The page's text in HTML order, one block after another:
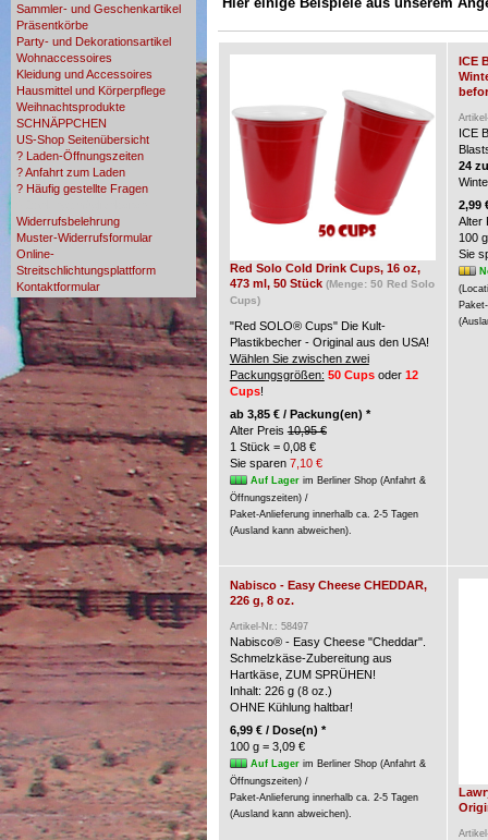
Sammler- und Geschenkartikel
Präsentkörbe
Party- und Dekorationsartikel
Wohnaccessoires
Kleidung und Accessoires
Hausmittel und Körperpflege
Weihnachtsprodukte
SCHNÄPPCHEN
US-Shop Seitenübersicht
? Laden-Öffnungszeiten
? Anfahrt zum Laden
? Häufig gestellte Fragen
Widerrufsbelehrung
Muster-Widerrufsformular
Online-
Streitschlichtungsplattform
Kontaktformular
Red Solo Cold Drink Cups, 16 oz,
473 ml, 50 Stück (Menge: 50 Red Solo
Cups)
"Red SOLO® Cups" Die Kult-
Plastikbecher - Original aus den USA!
Wählen Sie zwischen zwei
Packungsgrößen: 50 Cupsoder 12
Cups!
ab 3,85 € / Packung(en) *
Alter Preis 10,95 €
1 Stück = 0,08 €
Sie sparen 7,10 €
Auf Lagerim Berliner Shop (Anfahrt &
Öffnungszeiten) /
Paket-Anlieferung innerhalb ca. 2-5 Tagen
(Ausland kann abweichen).
ICE
ICE
24
2,99
Alter
100
Sie
Nabisco - Easy Cheese CHEDDAR,
226 g, 8 oz.
Artikel-Nr.: 58497
Nabisco® - Easy Cheese "Cheddar".
Schmelzkäse-Zubereitung aus
Hartkäse, ZUM SPRÜHEN!
Inhalt: 226 g (8 oz.)
OHNE Kühlung haltbar!
6,99 € / Dose(n) *
100 g = 3,09 €
Auf Lagerim Berliner Shop (Anfahrt &
Öffnungszeiten) /
Paket-Anlieferung innerhalb ca. 2-5 Tagen
(Ausland kann abweichen).